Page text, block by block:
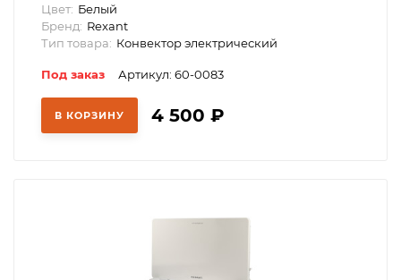
Цвет: Белый
Бренд: Rexant
Тип товара: Конвектор электрический
Под заказ Артикул: 60-0083
В КОРЗИНУ 4 500 ₽